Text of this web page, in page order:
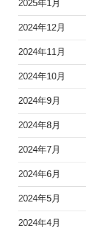
2025年1月
2024年12月
2024年11月
2024年10月
2024年9月
2024年8月
2024年7月
2024年6月
2024年5月
2024年4月